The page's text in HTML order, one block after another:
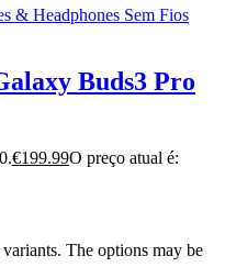
& Headphones Sem Fios
Buds3 Pro
€199.99O preço atual é:
The options may be